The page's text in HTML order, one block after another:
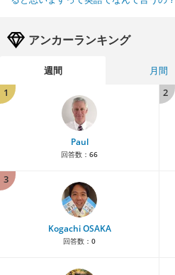
アンカーランキング
週間 月間
1
Paul
回答数： 66
2
3
Kogachi OSAKA
回答数： 0